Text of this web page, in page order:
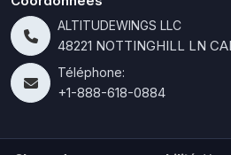
ALTITUDEWINGS LLC
48221 NOTTINGHILL LN
Téléphone:
+1-888-618-0884